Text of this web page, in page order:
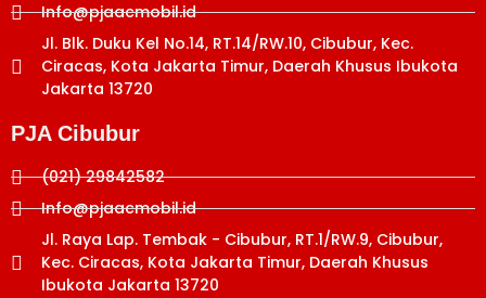
Info@pjaacmobil.id
Jl. Blk. Duku Kel No.14, RT.14/RW.10, Cibubur, Kec.
Ciracas, Kota Jakarta Timur, Daerah Khusus Ibukota
Jakarta 13720
PJA Cibubur
(021) 29842582
Info@pjaacmobil.id
Jl. Raya Lap. Tembak - Cibubur, RT.1/RW.9, Cibubur,
Kec. Ciracas, Kota Jakarta Timur, Daerah Khusus
Ibukota Jakarta 13720